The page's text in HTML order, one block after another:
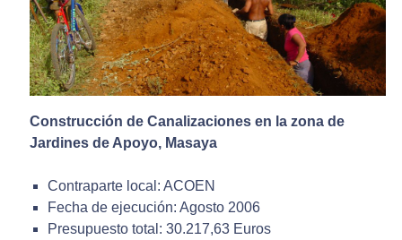
Construcción de Canalizaciones en la zona de
Jardines de Apoyo, Masaya
Contraparte local: ACOEN
Fecha de ejecución: Agosto 2006
Presupuesto total: 30.217,63 Euros